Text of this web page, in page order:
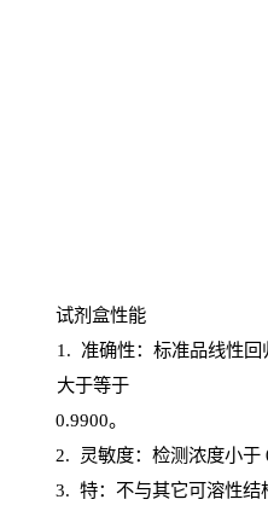
试剂盒性能
1 . 准确性：标准品线性回
大于等于
0.9900。
2. 灵敏度：检测浓度小于
3. 特：不与其它可溶性结